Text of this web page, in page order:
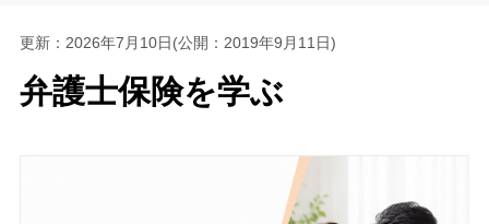
更新： 2026年7月10日(公開：2019年9月11日)
弁護士保険を学ぶ